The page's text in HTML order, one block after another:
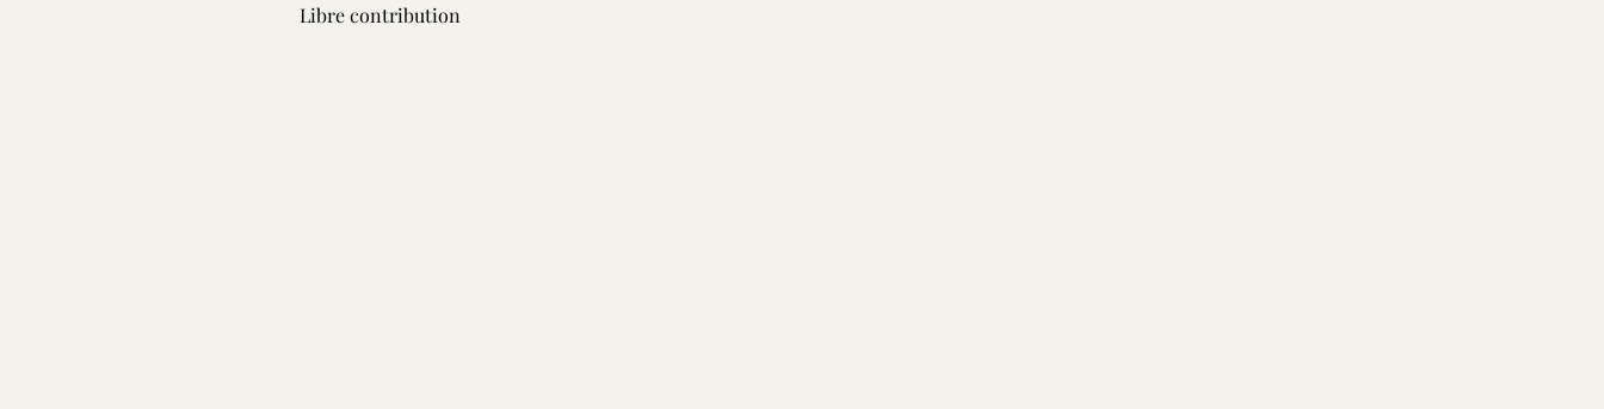
Libre contribution